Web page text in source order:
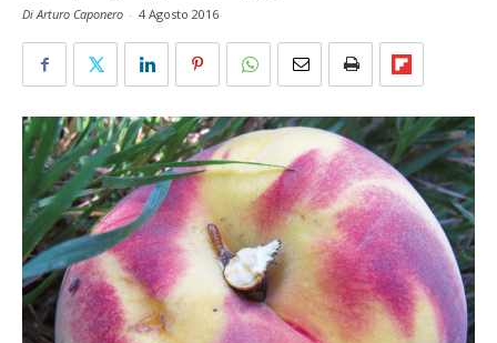
Di Arturo Caponero - 4 Agosto 2016